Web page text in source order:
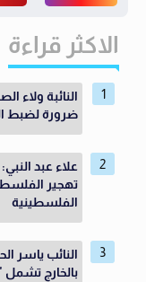
الاكثر قراءة
النائبة ولاء
ضرورة لضبط
علاء عبد
تهجير
الفلسطينية
النائب ياسر
بالخارج تشمل